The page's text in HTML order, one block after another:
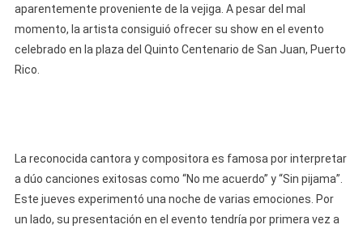
De
Un
Hospital
Puerto
Rico
aparentemente proveniente de la vejiga. A pesar del mal
momento, la artista consiguió ofrecer su show en el evento
celebrado en la plaza del Quinto Centenario de San Juan, Puerto
Rico.
La reconocida cantora y compositora es famosa por interpretar
a dúo canciones exitosas como “No me acuerdo” y “Sin pijama”.
Este jueves experimentó una noche de varias emociones. Por
un lado, su presentación en el evento tendría por primera vez a